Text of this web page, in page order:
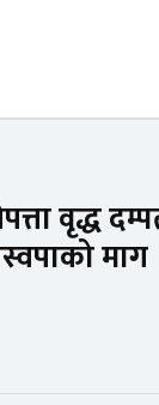
वृद्ध
माग